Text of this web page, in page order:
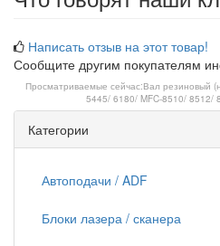
Написать отзыв на этот товар!
Сообщите другим покупателям
Просматриваемые сейчас:Вал резиновый
5445/ 6180/ MFC-8510/ 8512/
Категории
Автоподачи / ADF
Блоки лазера / сканера